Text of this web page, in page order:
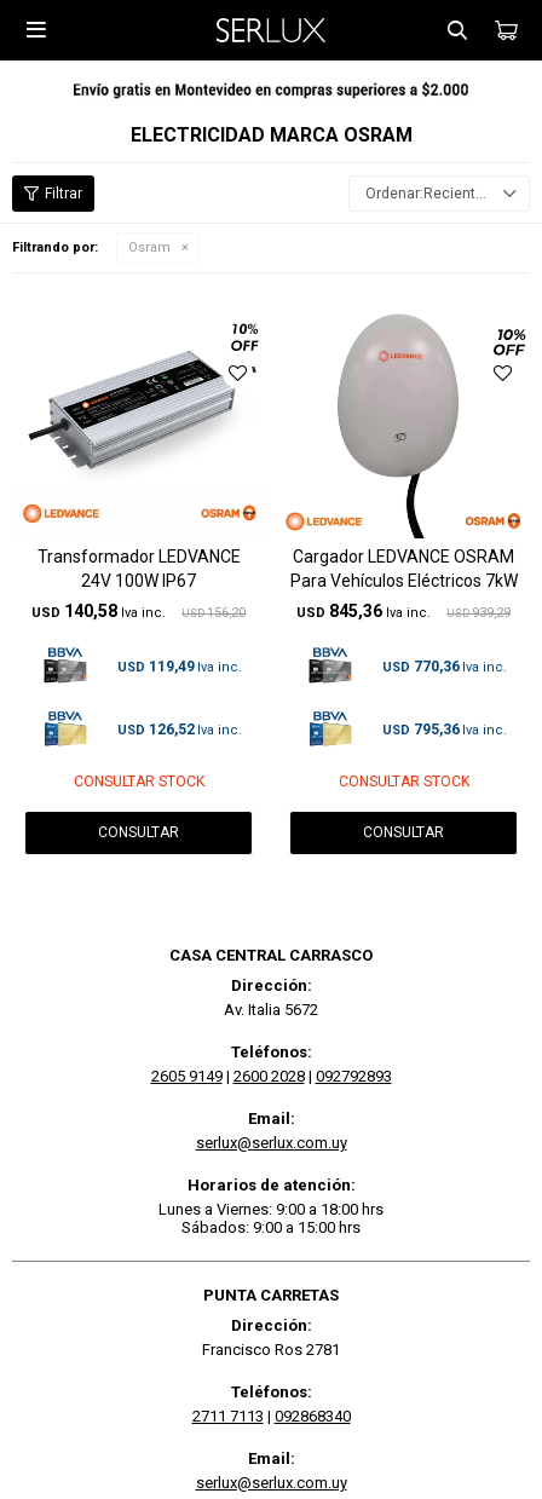

ELECTRICIDAD MARCA OSRAM
Recientes
Filtrando por: Osram
Transformador LEDVANCE
24V 100W IP67
USD 140,58 USD 156,20
USD 119,49
USD 126,52
CONSULTAR STOCK
CONSULTAR
Cargador LEDVANCE OSRAM
Para Vehículos Eléctricos 7kW
USD 845,36 USD 939,29
USD 770,36
USD 795,36
CONSULTAR STOCK
CONSULTAR
CASA CENTRAL CARRASCO
Dirección:
Av. Italia 5672
Teléfonos:
2605 9149| 2600 2028| 092792893
Email:
serlux@serlux.com.uy
Horarios de atención:
Lunes a Viernes: 9:00 a 18:00 hrs
Sábados: 9:00 a 15:00 hrs
PUNTA CARRETAS
Dirección:
Francisco Ros 2781
Teléfonos:
2711 7113 | 092868340
Email:
serlux@serlux.com.uy